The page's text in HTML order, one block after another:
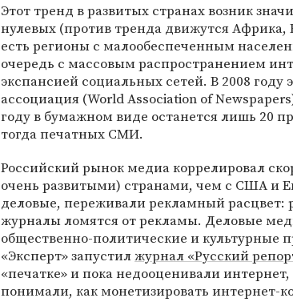
Этот тренд в развитых странах возник
нулевых (против тренда движутся Африка,
есть регионы с малообеспеченным
очередь с массовым распространением
экспансией социальных сетей. В 2008
ассоциация (World Association of
году в бумажном виде останется лишь 20
тогда печатных СМИ.
Российский рынок медиа коррелировал
очень развитыми) странами, чем с США и
деловые, переживали рекламный расцвет:
журналы ломятся от рекламы. Деловые
общественно-политические и культурные
«Эксперт» запустилжурнал «Русский
«печатке» и пока недооценивали
понимали, как монетизировать интернет-